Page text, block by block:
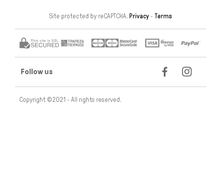
Site protected by reCAPTCHA. Privacy- Terms
Follow us
Copyright ©2021 - All rights reserved.